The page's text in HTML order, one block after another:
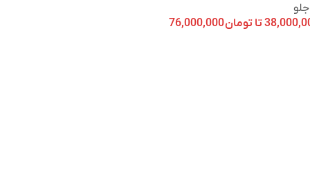
تا تومان